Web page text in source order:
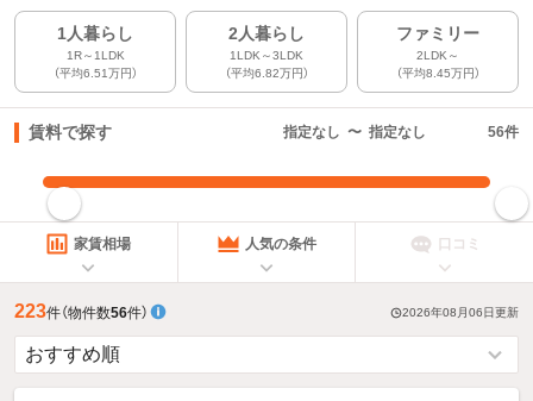
1人暮らし
1R～1LDK
（平均6.51万円）
2人暮らし
1LDK～3LDK
（平均6.82万円）
ファミリー
2LDK～
（平均8.45万円）
賃料で探す 指定なし 〜 指定なし 56件
指定した賃料で絞り込む
家賃相場 人気の条件 口コミ
223件（物件数56件） 2026年08月06日更新